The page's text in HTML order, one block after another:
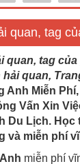
quan, tag
quan, tag
quan,
Anh Miễn
Vấn Xin
Du Lịch. Học
và miễn phí
miễn phí